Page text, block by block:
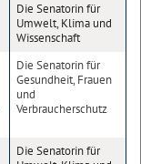
Die Senatorin für
Umwelt, Klima und
Wissenschaft
Die Senatorin für
Gesundheit, Frauen
und
Verbraucherschutz
Die Senatorin für